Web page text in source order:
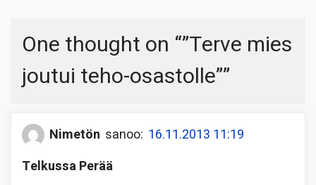
One thought on “”Terve mies
joutui teho-osastolle””
Nimetön sanoo: 16.11.2013 11:19
Telkussa Perää